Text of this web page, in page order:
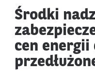
Środki
cen energii